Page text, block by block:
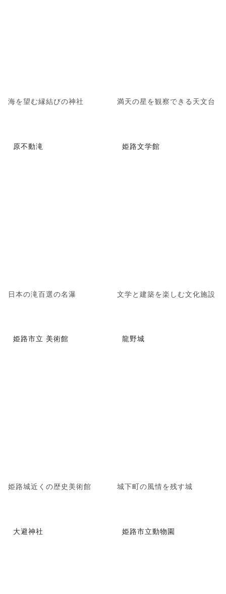
海を望む縁結びの神社 満天の星を観察できる天文台
原不動滝
日本の滝百選の名瀑
姫路文学館
文学と建築を楽しむ文化施設
姫路市立 美術館
姫路城近くの歴史美術館
龍野城
城下町の風情を残す城
大避神社 姫路市立動物園